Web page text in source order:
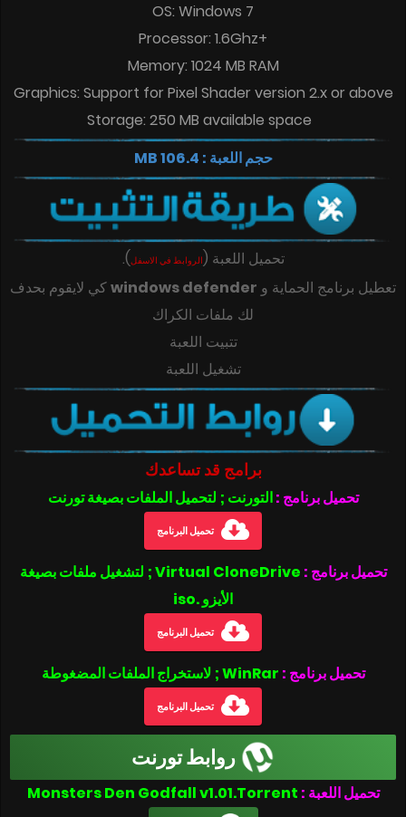
OS: Windows 7
Processor: 1.6Ghz+
Memory: 1024 MB RAM
Graphics: Support for Pixel Shader version 2.x or above
Storage: 250 MB available space
حجم اللعبة : 106.4 MB
تحميل اللعبة (الروابط في الاسفل)
.
تعطيل برنامج الحماية و windows defenderكي لايقوم بحدف
لك ملفات الكراك
تتبيت اللعبة
تشغيل اللعبة
برامج قد تساعدك
تحميل برنامج :التورنت ; لتحميل الملفات بصيغة تورنت
تحميل البرنامج
تحميل برنامج :
Virtual CloneDrive ; لتشغيل ملفات بصيغة
الأيزو .iso
تحميل البرنامج
تحميل برنامج : WinRar ; لاستخراج الملفات المضغوطة
تحميل البرنامج
روابط تورنت
تحميل اللعبة :